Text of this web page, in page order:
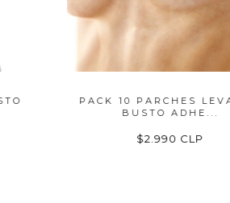
PACK 10 PARCHES LEVANTA
BUSTO ADHE...
$2.990 CLP